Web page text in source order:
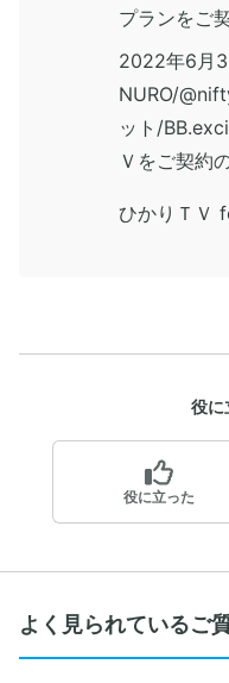
プランをご
2022年6月
NURO/
ット/
Ｖをご契約
ひかりＴＶ
役に
役に立った
よく見られているご